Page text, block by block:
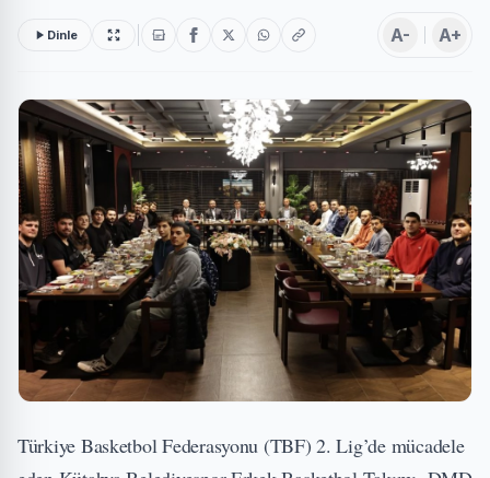
Dinle A- A+
Türkiye Basketbol Federasyonu (TBF) 2. Lig’de mücadele